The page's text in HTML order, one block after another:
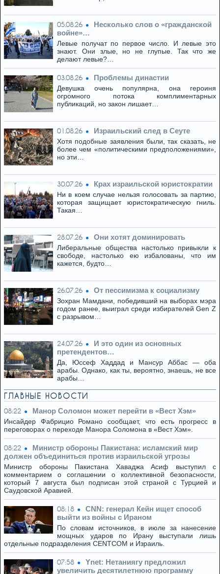
05.08.26
Несколько слов о «гражданской
войне»…
Левые получат по первое число. И левые это
знают. Они злые, но не глупые. Так что же
делают левые?…
03.08.26 Проблемы династии
Девушка очень популярна, она героиня
огромного потока комплиментарных
публикаций, но закон лишает…
01.08.26 Израильский след в Сеуте
Хотя подобные заявления были, так сказать, не
более чем «политическими предположениями»,
но эти…
30.07.26 Крах израильской юристократии
Ни в коем случае нельзя голосовать за партию,
которая защищает юристократическую гниль.
Такая…
28.07.26 Они хотят доминировать
Либеральные общества настолько привыкли к
свободе, настолько ею избалованы, что им
кажется, будто…
26.07.26 От пессимизма к социализму
Зохран Мамдани, победивший на выборах мэра
годом ранее, выиграл среди избирателей Gen Z
с разрывом…
24.07.26
И это один из основных
претендентов…
Да, Юссеф Хаддад и Мансур Аббас — оба
арабы. Однако, как ты, вероятно, знаешь, не все
арабы…
ГЛАВНЫЕ НОВОСТИ
08:22 Манор Соломон может перейти в «Вест Хэм»
Инсайдер Фабрицио Романо сообщает, что есть прогресс в
переговорах о переходе Манора Соломона в «Вест Хэм».
08:22
Министр обороны Пакистана: исламский мир
должен объединиться против израильской угрозы
Министр обороны Пакистана Хаваджа Асиф выступил с
комментарием о соглашении о коллективной безопасности,
который 7 августа был подписан этой страной с Турцией и
Саудовской Аравией.
08:18
CNN: генерал Кейн ищет способ
выйти из войны с Ираном
По словам источников, в июле за нанесение
мощных ударов по Ирану выступали лишь
отдельные подразделения CENTCOM и Израиль.
07:58
Ynet: Нетаниягу предложил
увеличить десятилетнюю программу